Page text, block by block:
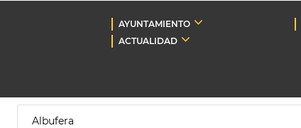
AYUNTAMIENTO
ACTUALIDAD
Albufera